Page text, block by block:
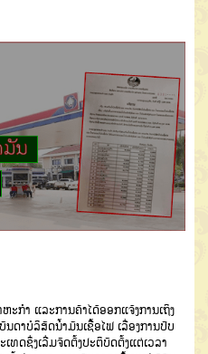
ກຳ ແລະການຄ້າໄດ້ອອກແຈ້ງການເຖິງ
ດາບໍລິສັດນໍ້າມັນເຊື້ອໄຟ ເລື່ອງການປັບ
ທດຊຶ່ງເລີ່ມຈັດຕັ້ງປະຕິບັດຕັ້ງແຕ່ເວລາ